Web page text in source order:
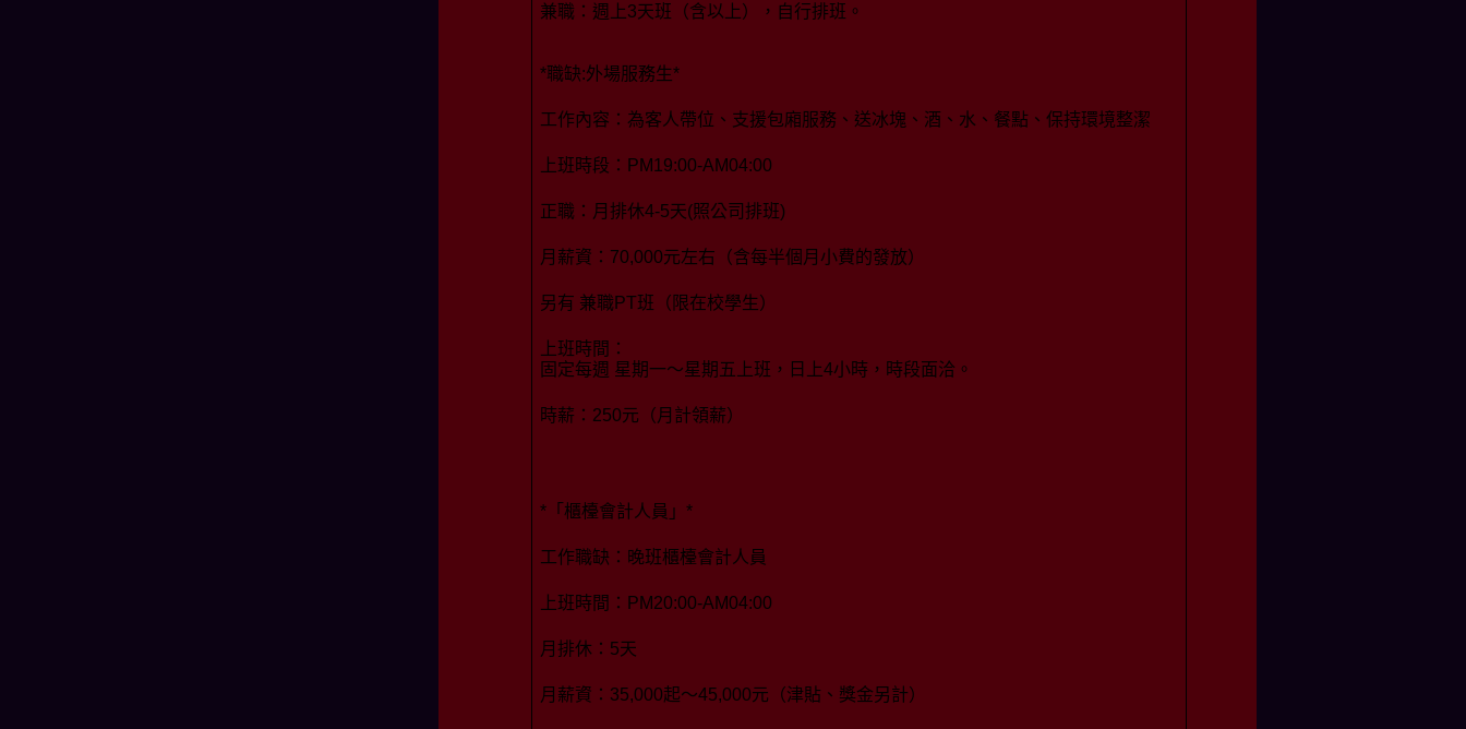
兼職：週上3天班（含以上），自行排班。
*職缺:外場服務生*
工作內容：為客人帶位、支援包廂服務、送冰塊、酒、水、餐點、保持環境整潔
上班時段：PM19:00-AM04:00
正職：月排休4-5天(照公司排班)
月薪資：70,000元左右（含每半個月小費的發放）
另有 兼職PT班（限在校學生）
上班時間：
固定每週 星期一～星期五上班，日上4小時，時段面洽。
時薪：250元（月計領薪）
*「櫃檯會計人員」*
工作職缺：晚班櫃檯會計人員
上班時間：PM20:00-AM04:00
月排休：5天
月薪資：35,000起～45,000元（津貼、獎金另計）